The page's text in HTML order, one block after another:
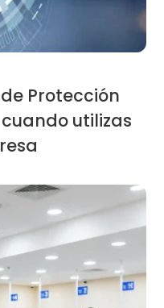
Protección
utilizas